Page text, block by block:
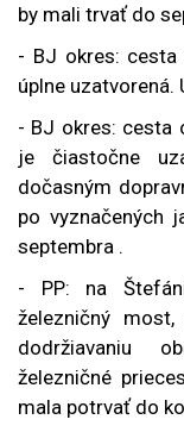
by mali trvať do
- BJ okres: cesta
úplne uzatvorená.
- BJ okres: cesta
je čiastočne
dočasným
po vyznačených
septembra .
- PP: na
železničný
dodržiavaniu
železničné
mala potrvať do